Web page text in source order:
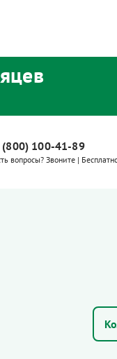
(800) 100-41-89
вопросы? Звоните |